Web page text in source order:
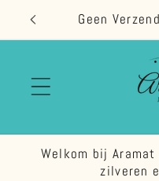
naar de
content
Geen
Welkom bij
zilveren